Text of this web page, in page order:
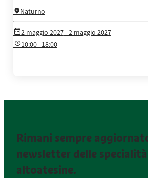
Naturno
2 maggio 2027- 2 maggio 2027
10:00 - 18:00
Rimani sempre
newsletter delle specialità
altoatesine.